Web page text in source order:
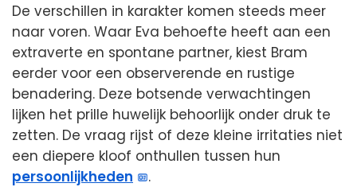
De verschillen in karakter komen steeds meer
naar voren. Waar Eva behoefte heeft aan een
extraverte en spontane partner, kiest Bram
eerder voor een observerende en rustige
benadering. Deze botsende verwachtingen
lijken het prille huwelijk behoorlijk onder druk te
zetten. De vraag rijst of deze kleine irritaties niet
een diepere kloof onthullen tussen hun
persoonlijkheden
.